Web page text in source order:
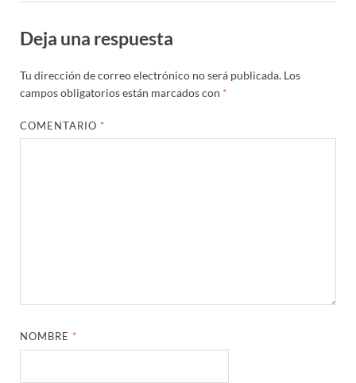
Deja una respuesta
Tu dirección de correo electrónico no será publicada. Los
campos obligatorios están marcados con *
COMENTARIO *
NOMBRE *